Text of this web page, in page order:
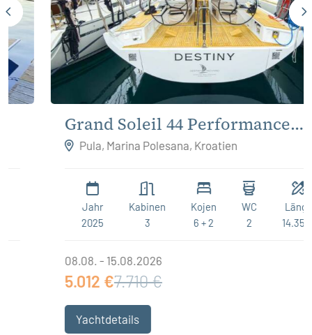
Grand Soleil 44 Performance
Destiny
Pula, Marina Polesana, Kroatien
Kabinen
3
Kojen
WC
2
Länge
14.35 m
08.08. - 15.08.2026
5.012 €7.710 €
Yachtdetails